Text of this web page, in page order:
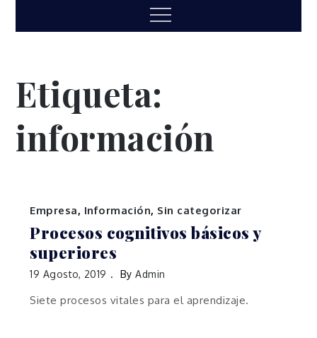
Menu
Etiqueta:
información
Empresa, Información, Sin categorizar
Procesos cognitivos básicos y
superiores
19 Agosto, 2019 ByAdmin
Siete procesos vitales para el aprendizaje.